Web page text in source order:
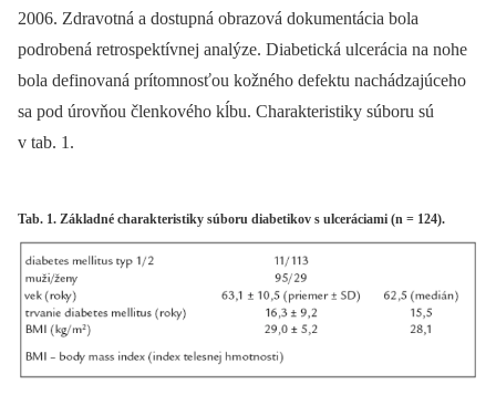
2006. Zdravotná a dostupná obrazová dokumentácia bola
podrobená retrospektívnej analýze. Diabetická ulcerácia na nohe
bola definovaná prítomnosťou kožného defektu nachádzajúceho
sa pod úrovňou členkového kĺbu. Charakteristiky súboru sú
v tab. 1.
Tab. 1. Základné charakteristiky súboru diabetikov s ulceráciami (n = 124).